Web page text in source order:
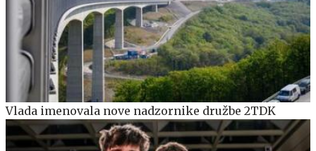
Vlada imenovala nove nadzornike družbe 2TDK